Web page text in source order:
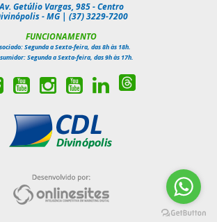
Getúlio Vargas, 985 - Centro
- MG | (37) 3229-7200
FUNCIONAMENTO
Segunda a Sexta-feira, das 8h às 18h.
Segunda a Sexta-feira, das 9h às 17h.
Curta
nossa
Facebook
Inscreva-
se
nosso
canal
Siga-
nos
Instagram
Inscreva-
se
nosso
canal
Siga-
nos
Siga-
nos